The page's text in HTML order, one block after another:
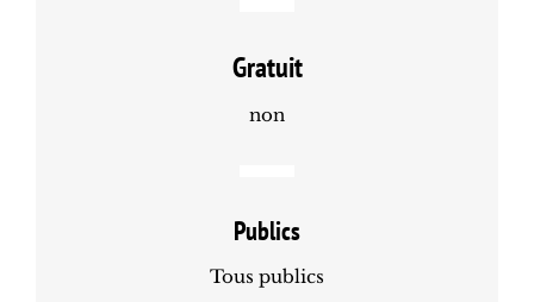
Gratuit
non
Publics
Tous publics